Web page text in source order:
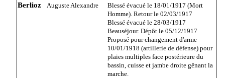
Berlioz Auguste Alexandre
Blessé évacué le 18/01/1917 (Mort
Homme). Retour le 02/03/1917
Blessé évacué le 28/03/1917
Beauséjour. Dépôt le 05/12/1917
Proposé pour changement d'arme
10/01/1918 (artillerie de défense) pour
plaies multiples face postérieure du
bassin, cuisse et jambe droite gênant la
marche.